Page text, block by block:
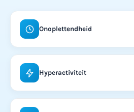
Onoplettendheid
Hyperactiviteit